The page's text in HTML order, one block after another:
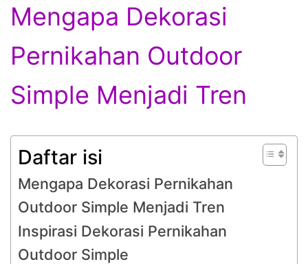
Mengapa Dekorasi
Pernikahan Outdoor
Simple Menjadi Tren
Daftar isi
Mengapa Dekorasi Pernikahan
Outdoor Simple Menjadi Tren
Inspirasi Dekorasi Pernikahan
Outdoor Simple